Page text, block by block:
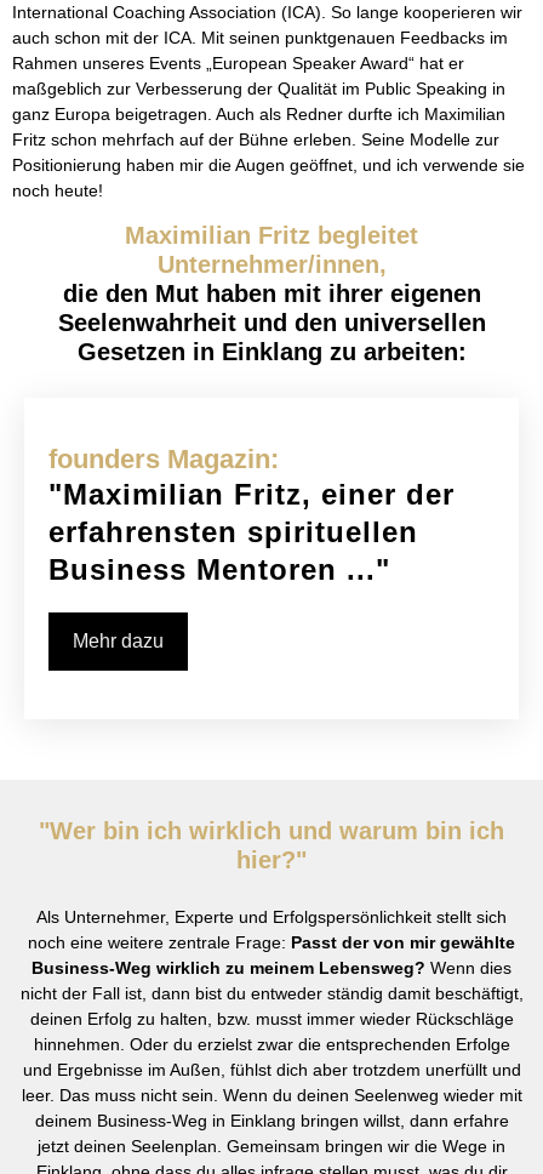
International Coaching Association (ICA). So lange kooperieren wir
auch schon mit der ICA. Mit seinen punktgenauen Feedbacks im
Rahmen unseres Events „European Speaker Award“ hat er
maßgeblich zur Verbesserung der Qualität im Public Speaking in
ganz Europa beigetragen. Auch als Redner durfte ich Maximilian
Fritz schon mehrfach auf der Bühne erleben. Seine Modelle zur
Positionierung haben mir die Augen geöffnet, und ich verwende sie
noch heute!
Maximilian Fritz begleitet
Unternehmer/innen,
die den Mut haben mit ihrer eigenen
Seelenwahrheit und den universellen
Gesetzen in Einklang zu arbeiten:
founders Magazin:
"Maximilian Fritz, einer der
erfahrensten spirituellen
Business Mentoren ..."
Mehr dazu
"Wer bin ich wirklich und warum bin ich
hier?"
Als Unternehmer, Experte und Erfolgspersönlichkeit stellt sich
noch eine weitere zentrale Frage: Passt der von mir gewählte
Business-Weg wirklich zu meinem Lebensweg? Wenn dies
nicht der Fall ist, dann bist du entweder ständig damit beschäftigt,
deinen Erfolg zu halten, bzw. musst immer wieder Rückschläge
hinnehmen. Oder du erzielst zwar die entsprechenden Erfolge
und Ergebnisse im Außen, fühlst dich aber trotzdem unerfüllt und
leer. Das muss nicht sein. Wenn du deinen Seelenweg wieder mit
deinem Business-Weg in Einklang bringen willst, dann erfahre
jetzt deinen Seelenplan. Gemeinsam bringen wir die Wege in